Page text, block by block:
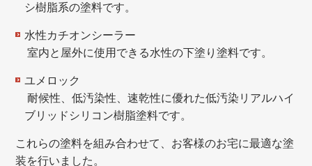
シ樹脂系の塗料です。
水性カチオンシーラー
室内と屋外に使用できる水性の下塗り塗料です。
ユメロック
耐候性、低汚染性、速乾性に優れた低汚染リアルハイ
ブリッドシリコン樹脂塗料です。
これらの塗料を組み合わせて、お客様のお宅に最適な塗
装を行いました。